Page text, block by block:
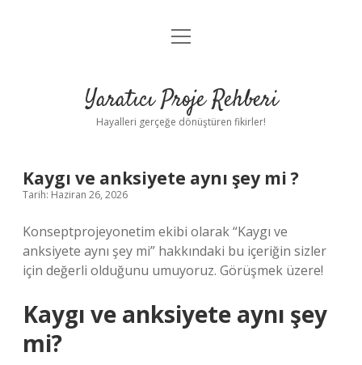
Anasayfa
Yasal Uyarı
menüyü
Yaratıcı Proje Rehberi
Hayalleri gerçeğe dönüştüren fikirler!
Kaygı ve anksiyete aynı şey mi ?
Tarih: Haziran 26, 2026
Konseptprojeyonetim ekibi olarak “Kaygı ve
anksiyete aynı şey mi” hakkındaki bu içeriğin sizler
için değerli olduğunu umuyoruz. Görüşmek üzere!
Kaygı ve anksiyete aynı şey
mi?